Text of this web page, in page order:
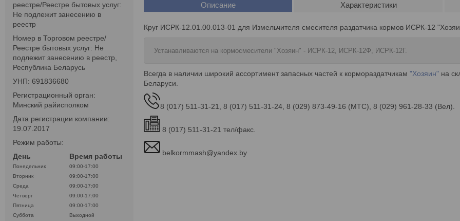
Описание Характеристики
Круг ИСРК-12.01.00.013-01 для Измельчителя смесителя раздатчика кормов ИСРК-12
Устанавливаются на кормосмесители "Хозяин" - ИСРК-12, ИСРК-12Ф, ИСРК-12Г.
Всегда в наличии широкий ассортимент запасных частей к кормораздатчикам "Хозяин" на
Беларуси.
8 (017) 511-31-21, 8 (017) 511-31-24, 8 (029) 873-49-16 (МТС), 8 (029) 961-28-33 (Вел).
8 (017) 511-31-21 тел/факс.
belkormmash@yandex.by
реестре/Реестре бытовых услуг:
Не подлежит занесению в
реестр
Номер в Торговом реестре/
Реестре бытовых услуг: Не
подлежит занесению в реестр,
Республика Беларусь
УНП: 691836680
Регистрационный орган:
Минский райисполком
Дата регистрации компании:
19.07.2017
Режим работы:
День
Время работы
Понедельник
09:00-17:00
Вторник
09:00-17:00
Среда
09:00-17:00
Четверг
09:00-17:00
Пятница
09:00-17:00
Суббота
Выходной